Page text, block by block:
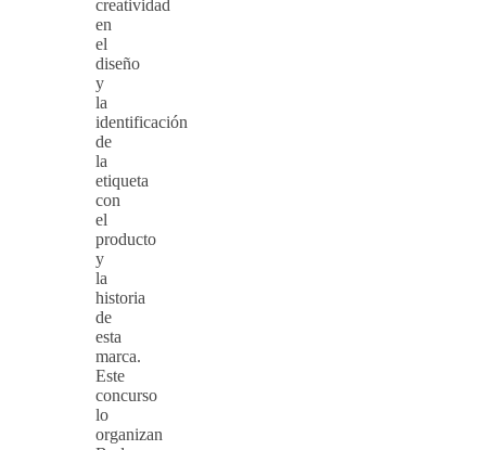
creatividad
en
el
diseño
y
la
identificación
de
la
etiqueta
con
el
producto
y
la
historia
de
esta
marca.
Este
concurso
lo
organizan